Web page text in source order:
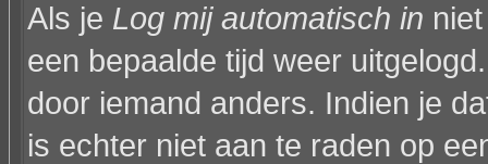
Als je Log mij automatisch in
een bepaalde tijd weer
door iemand anders. Indien je
is echter niet aan te raden op